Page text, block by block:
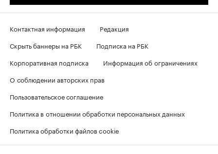
Контактная информация
Редакция
Скрыть баннеры на РБК
Подписка на РБК
Корпоративная подписка
Информация об ограничениях
О соблюдении авторских прав
Пользовательское соглашение
Политика в отношении обработки персональных данных
Политика обработки файлов cookie